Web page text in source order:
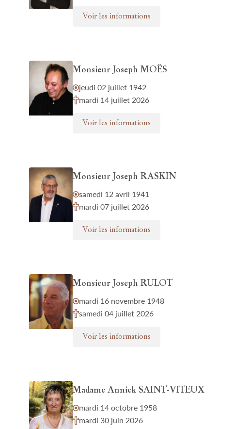
Voir les informations
Monsieur Joseph MOËS
jeudi 02 juillet 1942
mardi 14 juillet 2026
Voir les informations
Monsieur Joseph RASKIN
samedi 12 avril 1941
mardi 07 juillet 2026
Voir les informations
Monsieur Joseph RULOT
mardi 16 novembre 1948
samedi 04 juillet 2026
Voir les informations
Madame Annick SAINT-VITEUX
mardi 14 octobre 1958
mardi 30 juin 2026